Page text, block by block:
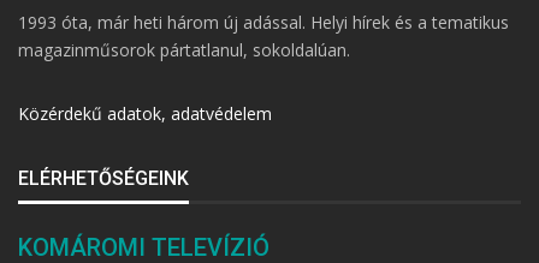
1993 óta, már heti három új adással. Helyi hírek és a tematikus
magazinműsorok pártatlanul, sokoldalúan.
Közérdekű adatok, adatvédelem
ELÉRHETŐSÉGEINK
KOMÁROMI TELEVÍZIÓ